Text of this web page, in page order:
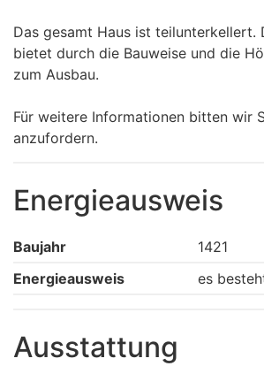
Das gesamt Haus ist teilunterkellert.
bietet durch die Bauweise und die
zum Ausbau.
Für weitere Informationen bitten wir
anzufordern.
Energieausweis
Baujahr
1421
Energieausweis
es
Ausstattung